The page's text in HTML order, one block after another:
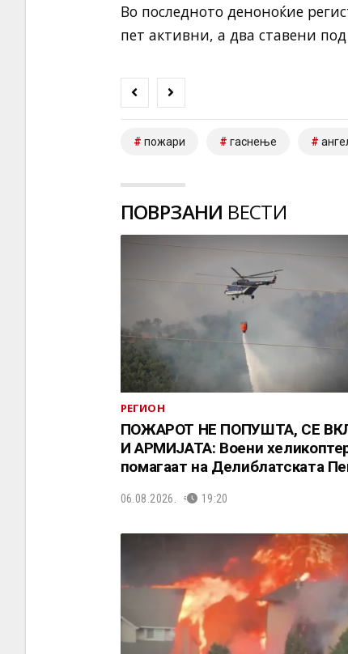
Во последното деноноќие
пет активни, а два ставени
пожари гаснење
ПОВРЗАНИ ВЕСТИ
РЕГИОН
ПОЖАРОТ НЕ ПОПУШТА, СЕ
И АРМИЈАТА: Воени
помагаат на Делиблатската
06.08.2026. 19:20